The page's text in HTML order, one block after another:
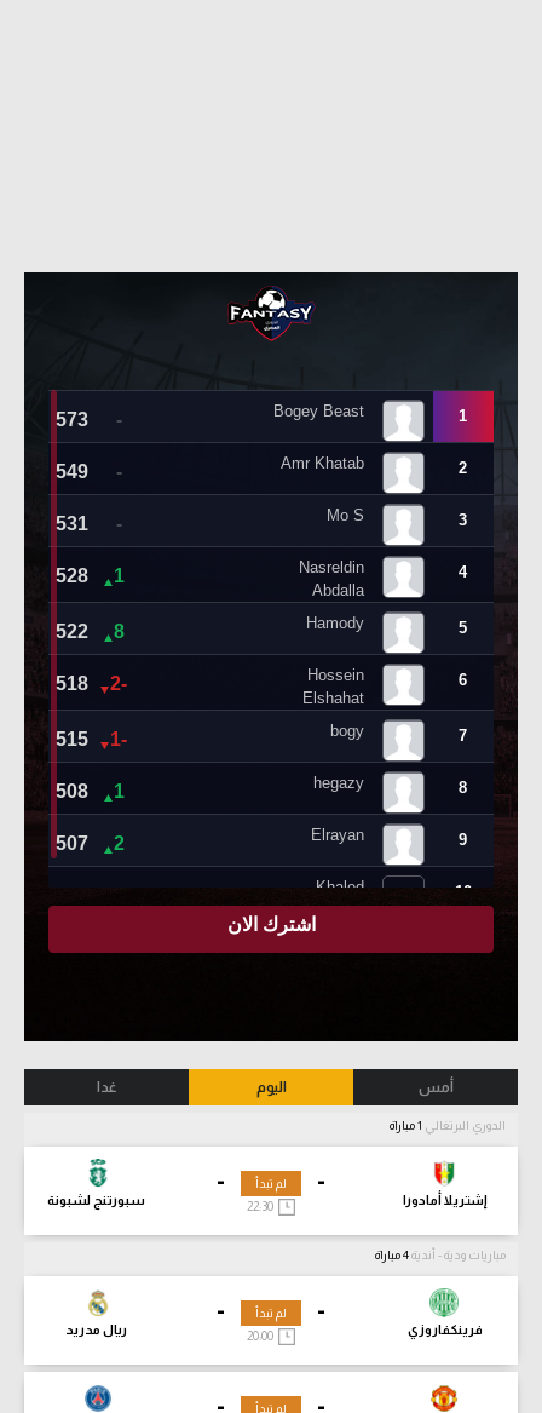
أمس اليوم غدا
الدوري البرتغالي
-
إشتريلا أمادورا
-
سبورتنج لشبونة
لم تبدأ
مباريات ودية - أندية
-
فرينكفاروزي
-
ريال مدريد
لم تبدأ
-
- لم تبدأ